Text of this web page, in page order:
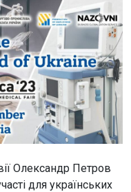
Олександр Петров
для українських